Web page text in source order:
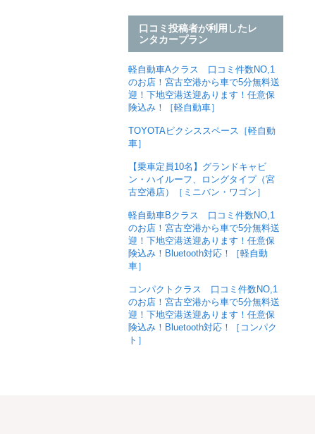
口コミ投稿者が利用したレ
ンタカープラン
軽自動車Aクラス 口コミ件数NO,1
のお店！宮古空港から車で5分無料送
迎！下地空港送迎あります！任意保
険込み！［軽自動車］
TOYOTAピクシススペース［軽自動
車］
【乗車定員10名】グランドキャビ
ン・ハイルーフ、ロングタイプ（宮
古空港店）［ミニバン・ワゴン］
軽自動車Bクラス 口コミ件数NO,1
のお店！宮古空港から車で5分無料送
迎！下地空港送迎あります！任意保
険込み！Bluetooth対応！［軽自動
車］
コンパクトクラス 口コミ件数NO,1
のお店！宮古空港から車で5分無料送
迎！下地空港送迎あります！任意保
険込み！Bluetooth対応！［コンパク
ト］